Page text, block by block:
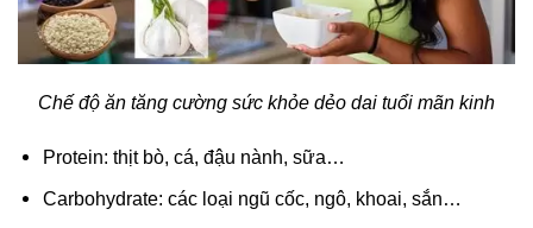
Chế độ ăn tăng cường sức khỏe dẻo dai tuổi mãn kinh
Protein: thịt bò, cá, đậu nành, sữa…
Carbohydrate: các loại ngũ cốc, ngô, khoai, sắn…